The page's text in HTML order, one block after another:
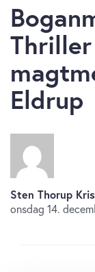
Eldrup
Sten Thorup
onsdag 14.